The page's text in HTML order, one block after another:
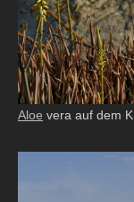
Aloe vera auf dem